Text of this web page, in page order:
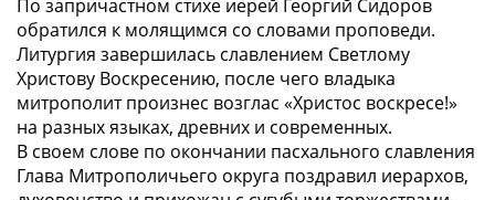
По запричастном стихе иерей Георгий Сидоров
обратился к молящимся со словами проповеди.
Литургия завершилась славлением Светлому
Христову Воскресению, после чего владыка
митрополит произнес возглас «Христос воскресе!»
на разных языках, древних и современных.
В своем слове по окончании пасхального славления
Глава Митрополичьего округа поздравил иерархов,